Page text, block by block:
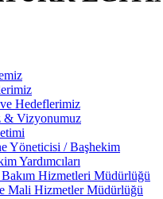
Hedeflerimiz
& Vizyonumuz
Yöneticisi / Başhekim
Yardımcıları
Bakım Hizmetleri Müdürlüğü
Mali Hizmetler Müdürlüğü